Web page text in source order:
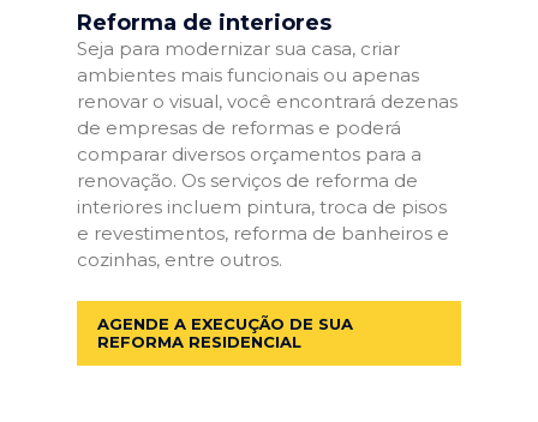
Reforma de interiores
Seja para modernizar sua casa, criar
ambientes mais funcionais ou apenas
renovar o visual, você encontrará dezenas
de empresas de reformas e poderá
comparar diversos orçamentos para a
renovação. Os serviços de reforma de
interiores incluem pintura, troca de pisos
e revestimentos, reforma de banheiros e
cozinhas, entre outros.
AGENDE A EXECUÇÃO DE SUA
REFORMA RESIDENCIAL